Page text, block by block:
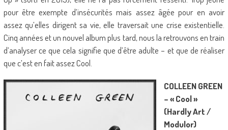
pour être exempte d’insécurités mais assez âgée pour en avoir
assez qu’elles dirigent sa vie, elle traversait une crise existentielle.
Cinq années et un nouvel album plus tard, nous la retrouvons en train
d’analyser ce que cela signifie que d’être adulte – et que de réaliser
que c’est en fait assez Cool.
COLLEEN GREEN
– « Cool »
(Hardly Art /
Modulor)